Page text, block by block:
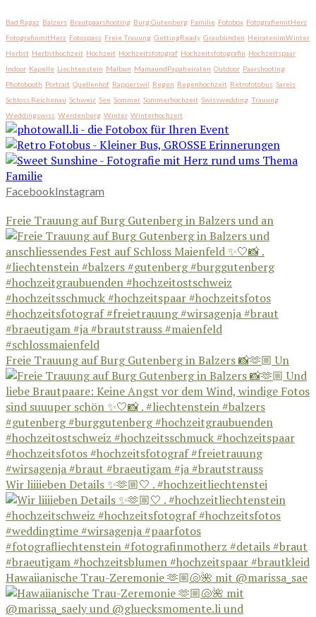
Bad Ragaz Balzers Brautpaarshooting Burg Gutenberg Familie Fotobox FotografiemitHerz
FotografinmitHerz Fotospass Freie Trauung GettingReady Graubünden HeiratenimWinter
Herbst Herbsthochzeit Hochzeit Hochzeitsfotograf Hochzeitsfotografin Hochzeitspaar
Indoor Kapelle Liechtenstein Malbun MamaundPapaheiraten Outdoor Paarshooting
Photobooth Portrait Quellenhof Rapperswil Regen Regenhochzeit Retrofotobus Sareis
Schloss Reichenau Schweiz See Sommer Sommerhochzeit Swisswedding Trauung
Weddingswiss Werdenberg Winter Winterhochzeit
FacebookInstagram
Freie Trauung auf Burg Gutenberg in Balzers und an
Freie Trauung auf Burg Gutenberg in Balzers 📸🫶🏼 Un
Wir liiiieben Details ✨🫶🏼🤍 . #hochzeitliechtenstei
Hawaiianische Trau-Zeremonie 🫶🏼🐚🌺 mit @marissa_sae